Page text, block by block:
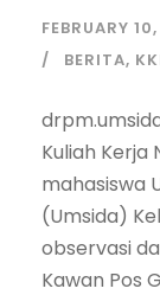
FEBRUARY
BERITA,
Kuliah
mahasiswa
(Umsida)
observasi
Kawan Pos